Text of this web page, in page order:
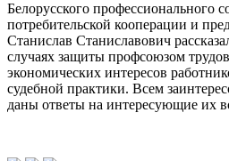
Белорусского профессионального
потребительской кооперации и
Станислав Станиславович
случаях защиты профсоюзом
экономических интересов
судебной практики. Всем
даны ответы на интересующие их